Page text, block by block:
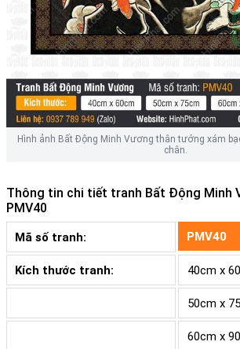
Hình ảnh Bất Động Minh Vương thân tướng xám
chân.
Thông tin chi tiết tranh Bất Động Minh
PMV40
Mã số tranh: PMV40
Kích thước tranh: 40cm x
50cm x
60cm x